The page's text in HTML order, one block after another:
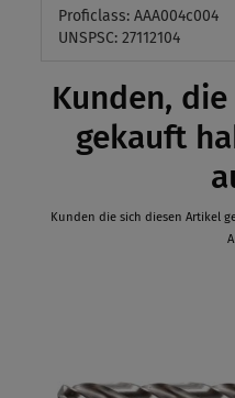
Proficlass: AAA004c004
UNSPSC: 27112104
Kunden,
gekauft
Kunden die sich diesen Artikel